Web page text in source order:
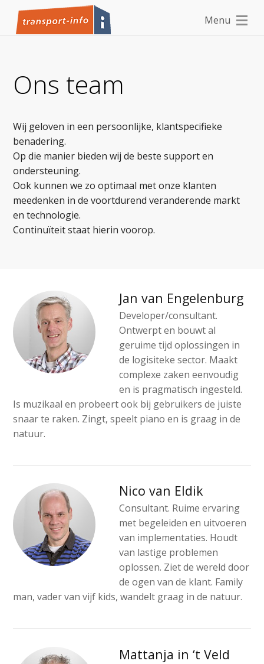
Snelkoppelingen
Naar
pagina-
menu
Menu
Ons team
Wij geloven in een persoonlijke, klantspecifieke
benadering.
Op die manier bieden wij de beste support en
ondersteuning.
Ook kunnen we zo optimaal met onze klanten
meedenken in de voortdurend veranderende markt
en technologie.
Continuïteit staat hierin voorop.
Jan van Engelenburg
Developer/consultant.
Ontwerpt en bouwt al
geruime tijd oplossingen in
de logisiteke sector. Maakt
complexe zaken eenvoudig
en is pragmatisch ingesteld.
Is muzikaal en probeert ook bij gebruikers de juiste
snaar te raken. Zingt, speelt piano en is graag in de
natuur.
Nico van Eldik
Consultant. Ruime ervaring
met begeleiden en uitvoeren
van implementaties. Houdt
van lastige problemen
oplossen. Ziet de wereld door
de ogen van de klant. Family
man, vader van vijf kids, wandelt graag in de natuur.
Mattanja in ‘t Veld